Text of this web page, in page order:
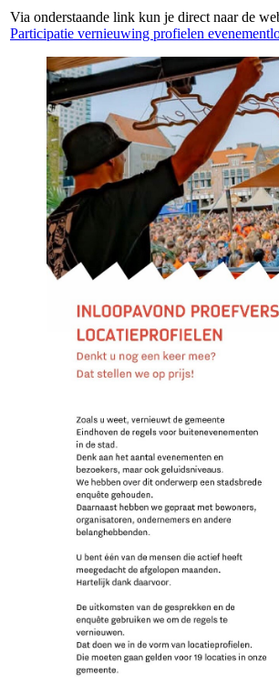
Via onderstaande link kun je direct naar de
Participatie vernieuwing profielen